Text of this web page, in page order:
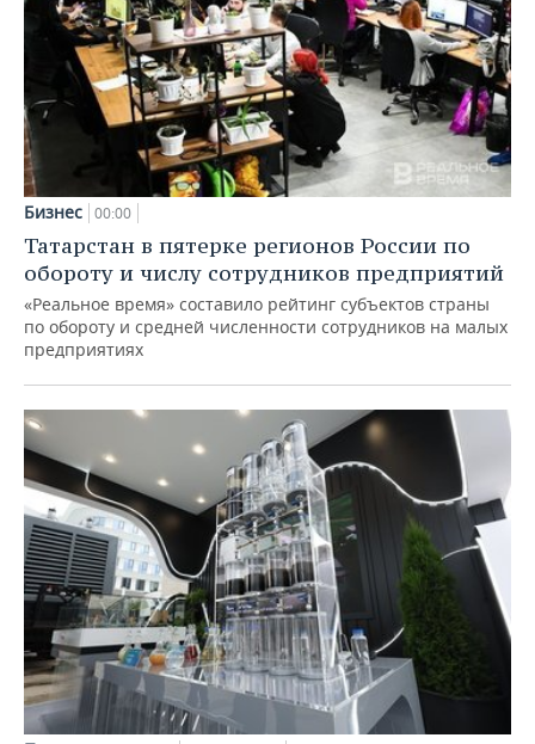
Бизнес 00:00
Татарстан в пятерке регионов России по
обороту и числу сотрудников предприятий
«Реальное время» составило рейтинг субъектов страны
по обороту и средней численности сотрудников на малых
предприятиях